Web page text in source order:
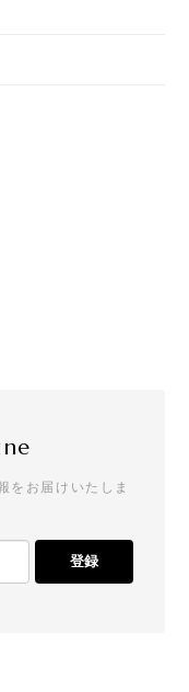
をお届けいたしま
登録